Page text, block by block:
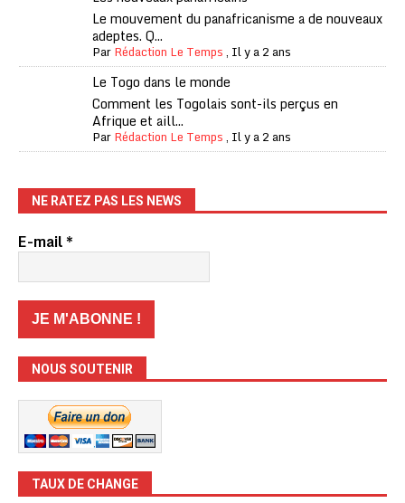
Le mouvement du panafricanisme a de nouveaux
adeptes. Q...
ParRédaction Le Temps, Il y a 2 ans
Le Togo dans le monde
Comment les Togolais sont-ils perçus en
Afrique et aill...
ParRédaction Le Temps, Il y a 2 ans
NE RATEZ PAS LES NEWS
E-mail*
NOUS SOUTENIR
TAUX DE CHANGE